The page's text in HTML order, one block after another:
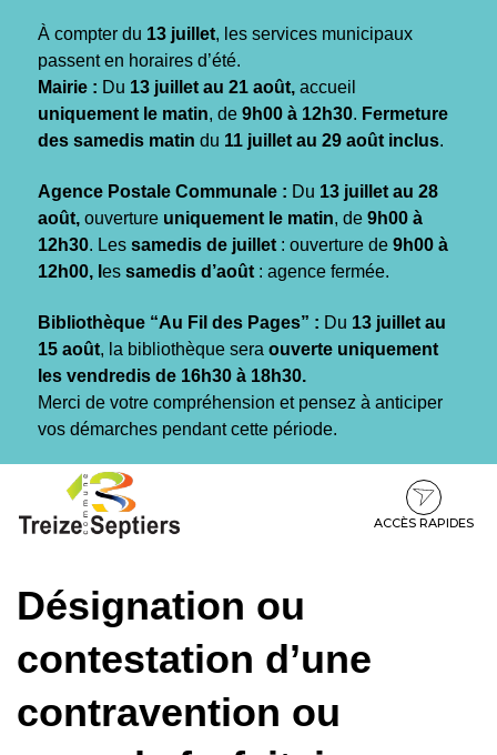
À compter du 13 juillet, les services municipaux
passent en horaires d’été.
Mairie : Du 13 juillet au 21 août, accueil
uniquement le matin, de 9h00 à 12h30. Fermeture
des samedis matin du 11 juillet au 29 août inclus.
Agence Postale Communale : Du 13 juillet au 28
août, ouverture uniquement le matin, de 9h00 à
12h30. Les samedis de juillet : ouverture de 9h00 à
12h00, l es samedis d’août : agence fermée.
Bibliothèque “Au Fil des Pages” : Du 13 juillet au
15 août, la bibliothèque sera ouverte uniquement
les vendredis de 16h30 à 18h30.
Merci de votre compréhension et pensez à anticiper
vos démarches pendant cette période.
contenu
pied
ACCÈS RAPIDES
Désignation ou
contestation d’une
contravention ou